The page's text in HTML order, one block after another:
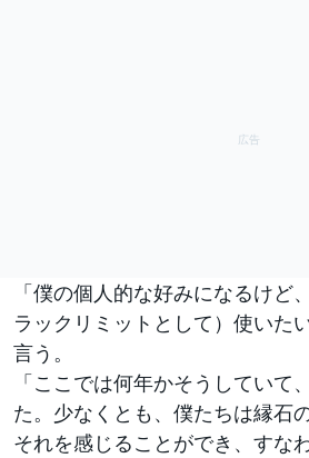
「僕の個人的な好みになるけど
ラックリミットとして）使いた
言う。
「ここでは何年かそうしていて
た。少なくとも、僕たちは縁石
それを感じることができ、すな